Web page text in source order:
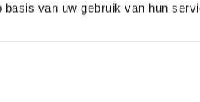
basis van uw gebruik van hun